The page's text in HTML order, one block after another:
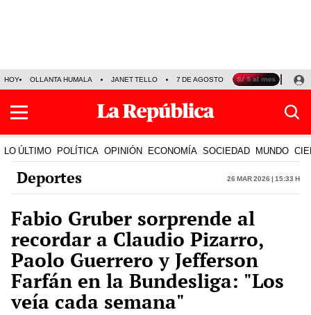
HOY OLLANTA HUMALA JANET TELLO 7 DE AGOSTO TINKA RESULTADOS
LO ÚLTIMO POLÍTICA OPINIÓN ECONOMÍA SOCIEDAD MUNDO
Deportes 26 Mar 2026 | 15:33 h
Fabio Gruber sorprende al
recordar a Claudio Pizarro,
Paolo Guerrero y Jefferson
Farfán en la Bundesliga: "Los
veía cada semana"